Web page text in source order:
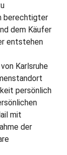
berechtigter
dem Käufer
entstehen
Karlsruhe
persönlich
mit
der